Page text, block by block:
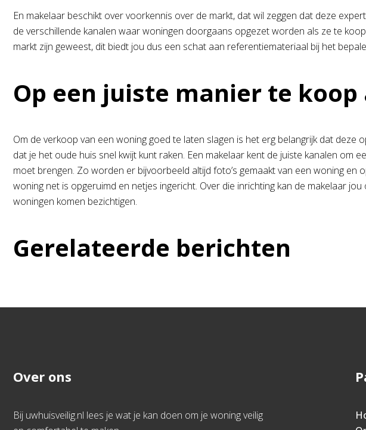
En makelaar beschikt over voorkennis over de markt, dat wil zeggen dat deze
de verschillende kanalen waar woningen doorgaans opgezet worden als ze te
markt zijn geweest, dit biedt jou dus een schat aan referentiemateriaal bij het
Op een juiste manier te koop
Om de verkoop van een woning goed te laten slagen is het erg belangrijk dat
dat je het oude huis snel kwijt kunt raken. Een makelaar kent de juiste kanalen
moet brengen. Zo worden er bijvoorbeeld altijd foto’s gemaakt van een woning en
woning net is opgeruimd en netjes ingericht. Over die inrichting kan de makelaar
woningen komen bezichtigen.
Gerelateerde berichten
Over ons
Bij uwhuisveilig.nl lees je wat je kan doen om je woning veilig